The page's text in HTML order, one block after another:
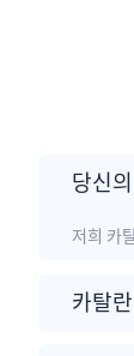
당신
저희 카
카탈